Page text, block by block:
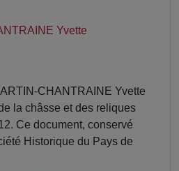
Yvette
CHANTRAINE Yvette
la châsse et des reliques
Ce document, conservé
Historique du Pays de